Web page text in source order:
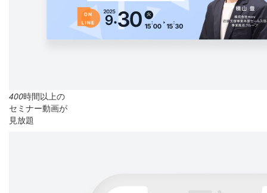
400時間以上の
セミナー動画が
見放題